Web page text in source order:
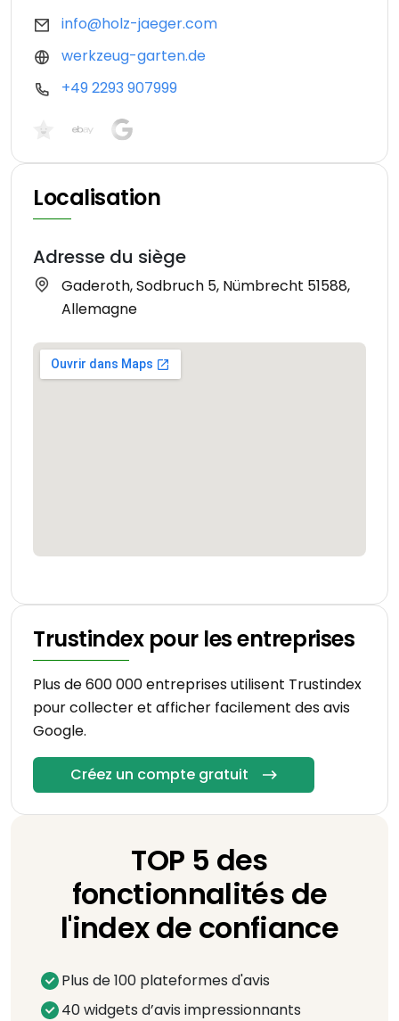
info@holz-jaeger.com
werkzeug-garten.de
+49 2293 907999
Localisation
Adresse du siège
Gaderoth, Sodbruch 5, Nümbrecht 51588,
Allemagne
Trustindex pour les entreprises
Plus de 600 000 entreprises utilisent Trustindex
pour collecter et afficher facilement des avis
Google.
Créez un compte gratuit
TOP 5 des
fonctionnalités de
l'index de confiance
Plus de 100 plateformes d'avis
40 widgets d’avis impressionnants